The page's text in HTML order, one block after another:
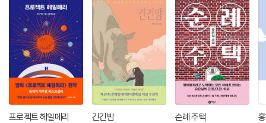
프로젝트 헤일메리 긴긴밤 순례 주택